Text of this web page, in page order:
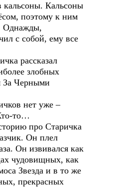
кальсоны. Кальсоны
поэтому к ним
Однажды,
с собой, ему все
рассказал
злобных
За Черными
нет уже –
то…
про Старичка
Он плел
Он извивался как
чудовищных, как
Звезда и в то же
прекрасных